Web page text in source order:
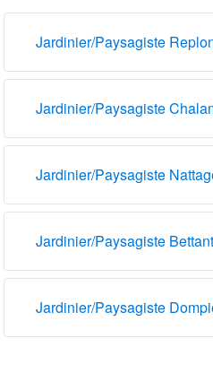
Jardinier/Paysagiste
Jardinier/Paysagiste
Jardinier/Paysagiste
Jardinier/Paysagiste Bettant
Jardinier/Paysagiste